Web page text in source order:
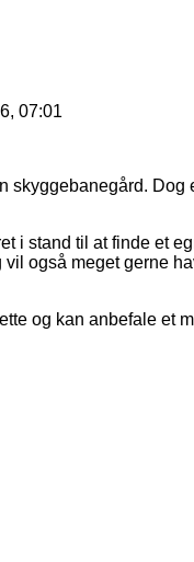
07:01
skyggebanegård.
i stand til at finde et
også meget gerne
og kan anbefale et